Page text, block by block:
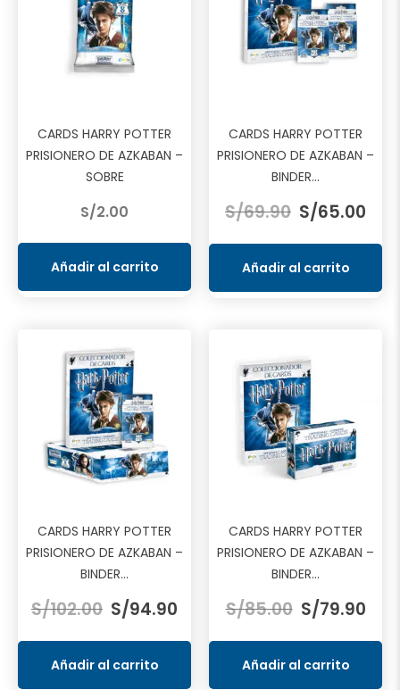
CARDS HARRY POTTER
PRISIONERO DE AZKABAN –
SOBRE
S/2.00
Añadir al carrito
CARDS HARRY POTTER
PRISIONERO DE AZKABAN –
BINDER...
S/69.90 precio
original
era:
S/69.90.
S/65.00
S/
Añadir al carrito
CARDS HARRY POTTER
PRISIONERO DE AZKABAN –
BINDER...
S/102.00 precio
original
era:
S/94.90
actual
S/94.90.
Añadir al carrito
CARDS HARRY POTTER
PRISIONERO DE AZKABAN –
BINDER...
S/85.00 precio
original
era:
S/79.90
S/
Añadir al carrito